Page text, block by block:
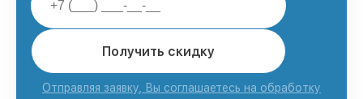
Получить скидку
Отправляя заявку, Вы соглашаетесь на обработку